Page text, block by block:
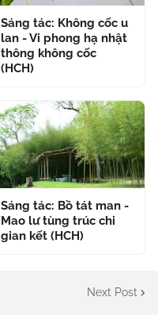
Sáng tác: Không cốc u
lan - Vi phong hạ nhật
thông không cốc
(HCH)
Sáng tác: Bồ tát man -
Mao lư tùng trúc chi
gian kết (HCH)
Next Post